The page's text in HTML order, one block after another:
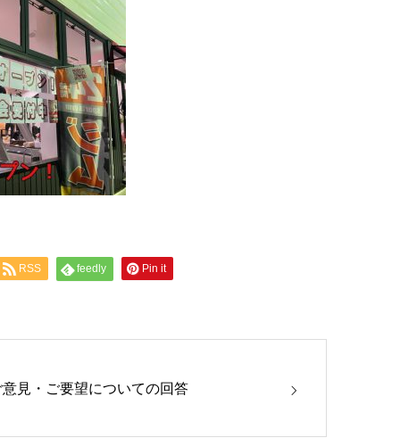
RSS feedly Pin it
意見・ご要望についての回答